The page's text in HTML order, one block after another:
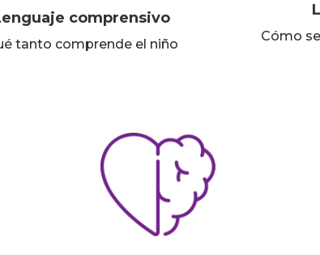
comprensivo
tanto comprende el niño
Cómo